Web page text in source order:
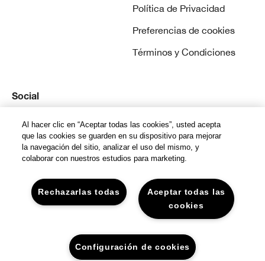
Política de Privacidad
Preferencias de cookies
Términos y Condiciones
Social
Instagram
© Clinique Laboratories, llc. todos los derechos
Al hacer clic en “Aceptar todas las cookies”, usted acepta
que las cookies se guarden en su dispositivo para mejorar
la navegación del sitio, analizar el uso del mismo, y
colaborar con nuestros estudios para marketing.
Aceptar todas las
cookies
Rechazarlas todas
Configuración de cookies